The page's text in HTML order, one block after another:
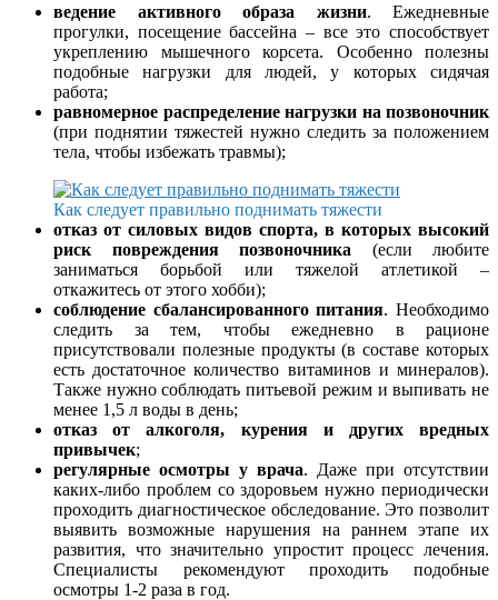
ведение активного образа жизни. Ежедневные
прогулки, посещение бассейна – все это способствует
укреплению мышечного корсета. Особенно полезны
подобные нагрузки для людей, у которых сидячая
работа;
равномерное распределение нагрузки на позвоночник
(при поднятии тяжестей нужно следить за положением
тела, чтобы избежать травмы);
Как следует правильно поднимать тяжести
отказ от силовых видов спорта, в которых высокий
риск повреждения позвоночника (если любите
заниматься борьбой или тяжелой атлетикой –
откажитесь от этого хобби);
соблюдение сбалансированного питания. Необходимо
следить за тем, чтобы ежедневно в рационе
присутствовали полезные продукты (в составе которых
есть достаточное количество витаминов и минералов).
Также нужно соблюдать питьевой режим и выпивать не
менее 1,5 л воды в день;
отказ от алкоголя, курения и других вредных
привычек;
регулярные осмотры у врача. Даже при отсутствии
каких-либо проблем со здоровьем нужно периодически
проходить диагностическое обследование. Это позволит
выявить возможные нарушения на раннем этапе их
развития, что значительно упростит процесс лечения.
Специалисты рекомендуют проходить подобные
осмотры 1-2 раза в год.